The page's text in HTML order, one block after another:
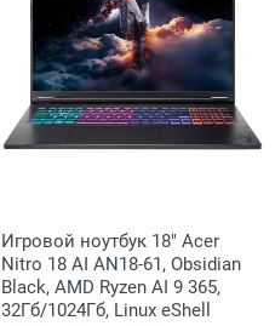
Игровой ноутбук 18" Acer
Nitro 18 AI AN18-61, Obsidian
Black, AMD Ryzen AI 9 365,
32Гб/1024Гб, Linux eShell